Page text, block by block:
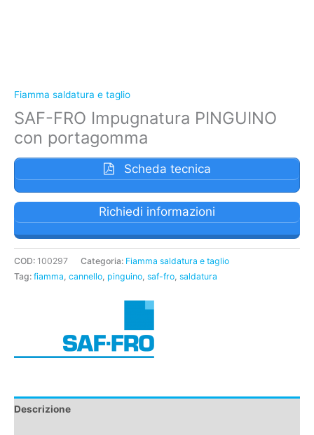
Fiamma saldatura e taglio
SAF-FRO Impugnatura PINGUINO
con portagomma
Scheda tecnica
Richiedi informazioni
COD: 100297 Categoria: Fiamma saldatura e taglio
Tag: fiamma cannello pinguino saf-fro saldatura
Descrizione